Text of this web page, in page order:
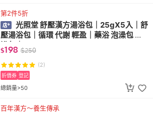
第2件5折
光照堂 舒壓漢方湯浴包｜25gX5入｜舒
壓湯浴包｜循環 代謝 輕盈｜藥浴 泡澡包 足
浴包｜
$198 $250
(2)
總銷量>50
折價券 登記
百年漢方～養生傳承